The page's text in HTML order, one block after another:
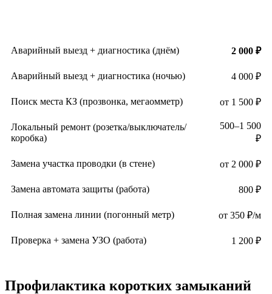
Аварийный выезд + диагностика (днём) 2 000 ₽
Аварийный выезд + диагностика (ночью) 4 000 ₽
Поиск места КЗ (прозвонка, мегаомметр) от 1 500 ₽
Локальный ремонт (розетка/выключатель/
коробка)
500–1 500
₽
Замена участка проводки (в стене) от 2 000 ₽
Замена автомата защиты (работа) 800 ₽
Полная замена линии (погонный метр) от 350 ₽/м
Проверка + замена УЗО (работа) 1 200 ₽
Профилактика коротких замыканий